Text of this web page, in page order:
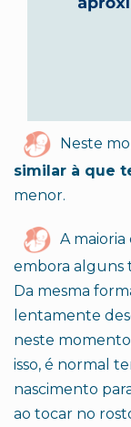
Neste
similar à que
menor.
A maioria
embora alguns
Da mesma
lentamente
neste
isso, é normal
nascimento
ao tocar no